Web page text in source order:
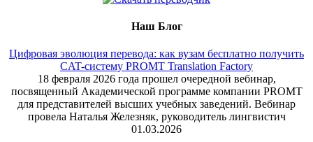
Наш Блог
Цифровая эволюция перевода: как вузам бесплатно получить
CAT-систему PROMT Translation Factory
18 февраля 2026 года прошел очередной вебинар,
посвященный Академической программе компании PROMT
для представителей высших учебных заведений. Вебинар
провела Наталья Железняк, руководитель лингвистич
01.03.2026